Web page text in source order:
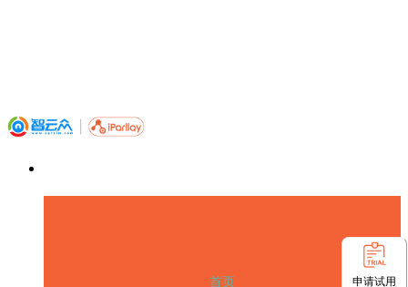
首页 申请试用